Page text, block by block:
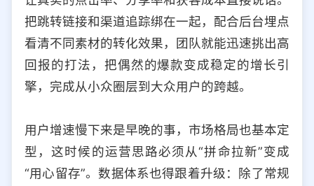
把跳转链接和渠道追踪绑在一起，配合后台埋点
看清不同素材的转化效果，团队就能迅速挑出高
回报的打法，把偶然的爆款变成稳定的增长引
擎，完成从小众圈层到大众用户的跨越。
用户增速慢下来是早晚的事，市场格局也基本定
型，这时候的运营思路必须从“拼命拉新”变成
“用心留存”。数据体系也得跟着升级：除了常规